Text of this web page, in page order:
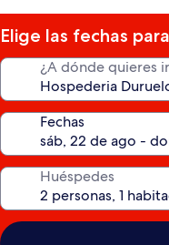
estrellas
Elige las fechas
¿A dónde quieres
Fechas
Huéspedes